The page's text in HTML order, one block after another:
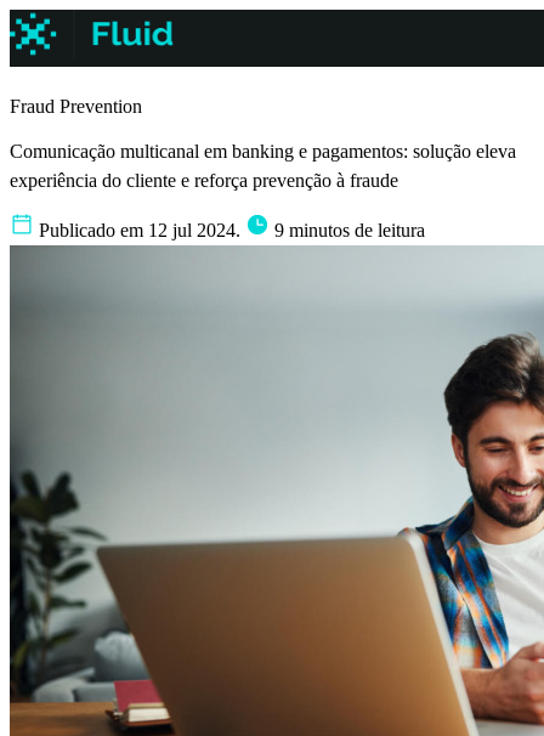
Fraud Prevention
Comunicação multicanal em banking e pagamentos: solução eleva
experiência do cliente e reforça prevenção à fraude
Publicado em 12 jul 2024. 9 minutos de leitura